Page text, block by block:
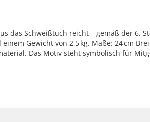
das Schweißtuch reicht – gemäß der 6.
Gewicht von 2,5 kg. Maße: 24 cm
Das Motiv steht symbolisch für